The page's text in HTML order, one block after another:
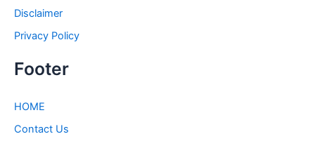
Disclaimer
Privacy Policy
Footer
HOME
Contact Us